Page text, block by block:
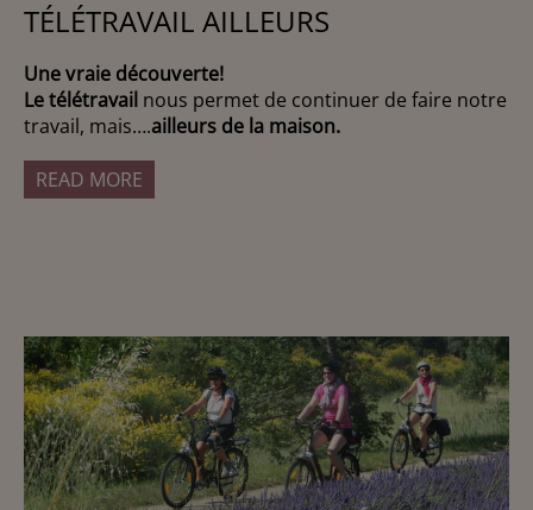
TÉLÉTRAVAIL AILLEURS
Une vraie découverte!
Le télétravail nous permet de continuer de faire notre
travail, mais….ailleurs de la maison.
READ MORE